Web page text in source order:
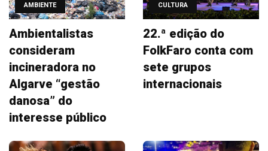
AMBIENTE
Ambientalistas
consideram
incineradora no
Algarve “gestão
danosa” do
interesse público
CULTURA
22.ª edição do
FolkFaro conta com
sete grupos
internacionais